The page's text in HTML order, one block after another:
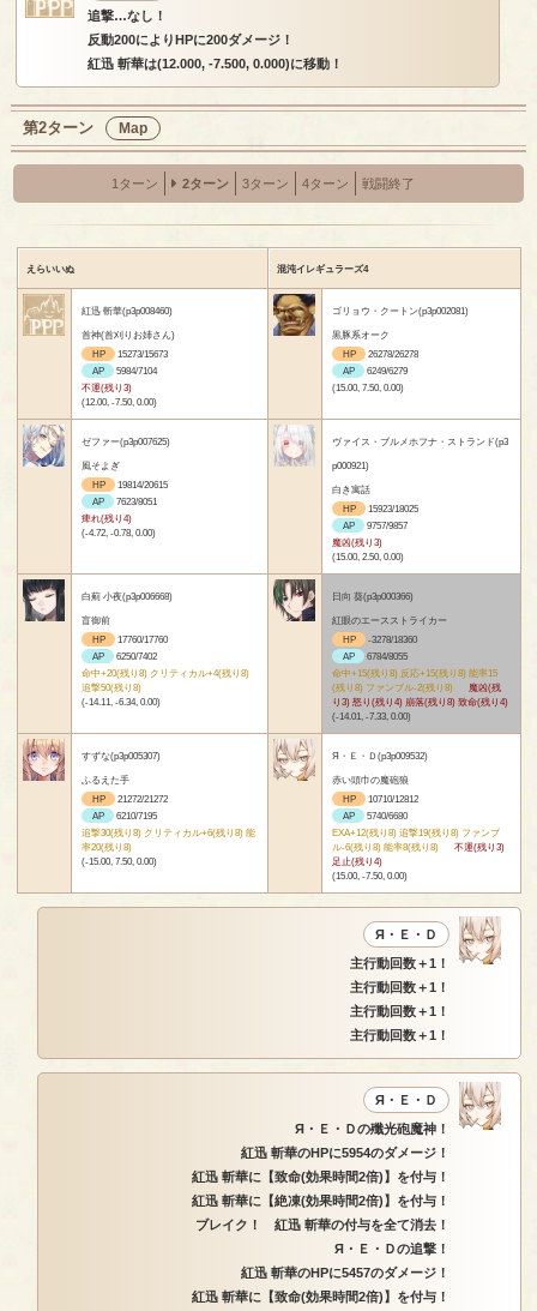
追撃…なし！
反動200によりHPに200ダメージ！
紅迅 斬華は(12.000, -7.500, 0.000)に移動！
第2ターン Map
1ターン 2ターン 3ターン 4ターン 戦闘終了
えらいいぬ 混沌イレギュラーズ4
紅迅 斬華(p3p008460)
首神(首刈りお姉さん)
HP
15273/15673
AP
5984/7104
不運(残り3)
(12.00, -7.50, 0.00)
ゴリョウ・クートン(p3p002081)
黒豚系オーク
HP
26278/26278
AP
6249/6279
(15.00, 7.50, 0.00)
ゼファー(p3p007625)
風そよぎ
HP
19814/20615
AP
7623/8051
痺れ(残り4)
(-4.72, -0.78, 0.00)
ヴァイス・ブルメホフナ・ストランド(p3
p000921)
白き寓話
HP
15923/18025
AP
9757/9857
魔凶(残り3)
(15.00, 2.50, 0.00)
白薊 小夜(p3p006668)
盲御前
HP
17760/17760
AP
6250/7402
命中+20(残り8) クリティカル+4(残り8)
追撃50(残り8)
(-14.11, -6.34, 0.00)
日向 葵(p3p000366)
紅眼のエースストライカー
HP
-3278/18360
AP
6784/8055
命中+15(残り8) 反応+15(残り8) 能率15
(残り8) ファンブル-2(残り8)
魔凶(残
り3) 怒り(残り4) 崩落(残り8) 致命(残り4)
(-14.01, -7.33, 0.00)
すずな(p3p005307)
ふるえた手
HP
21272/21272
AP
6210/7195
追撃30(残り8) クリティカル+6(残り8) 能
率20(残り8)
(-15.00, 7.50, 0.00)
Я・Ｅ・Ｄ(p3p009532)
赤い頭巾の魔砲狼
HP
10710/12812
AP
5740/6680
EXA+12(残り8) 追撃19(残り8) ファンブ
ル-6(残り8) 能率8(残り8)
不運(残り3)
足止(残り4)
(15.00, -7.50, 0.00)
Я・Ｅ・Ｄ
主行動回数＋1！
主行動回数＋1！
主行動回数＋1！
主行動回数＋1！
Я・Ｅ・Ｄ
Я・Ｅ・Ｄの殲光砲魔神！
紅迅 斬華のHPに5954のダメージ！
紅迅 斬華に【致命(効果時間2倍)】を付与！
紅迅 斬華に【絶凍(効果時間2倍)】を付与！
ブレイク！ 紅迅 斬華の付与を全て消去！
Я・Ｅ・Ｄの追撃！
紅迅 斬華のHPに5457のダメージ！
紅迅 斬華に【致命(効果時間2倍)】を付与！